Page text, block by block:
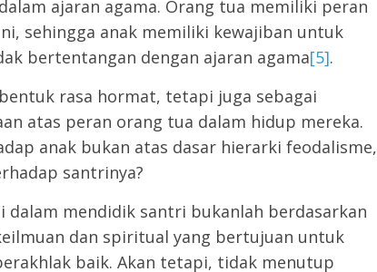
ajaran agama. Orang tua memiliki peran
sehingga anak memiliki kewajiban untuk
bertentangan dengan ajaran agama[5].
rasa hormat, tetapi juga sebagai
atas peran orang tua dalam hidup mereka.
anak bukan atas dasar hierarki feodalisme,
santrinya?
mendidik santri bukanlah berdasarkan
dan spiritual yang bertujuan untuk
baik. Akan tetapi, tidak menutup